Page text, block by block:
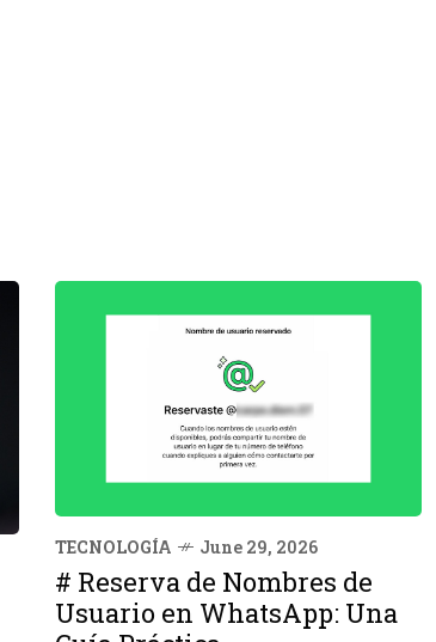
TECNOLOGÍA June 29, 2026
# Reserva de Nombres de
Usuario en WhatsApp: Una